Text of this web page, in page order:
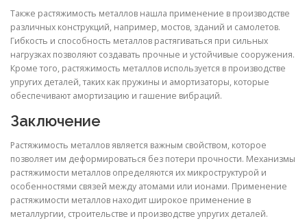
Также растяжимость металлов нашла применение в производстве
различных конструкций, например, мостов, зданий и самолетов.
Гибкость и способность металлов растягиваться при сильных
нагрузках позволяют создавать прочные и устойчивые сооружения.
Кроме того, растяжимость металлов используется в производстве
упругих деталей, таких как пружины и амортизаторы, которые
обеспечивают амортизацию и гашение вибраций.
Заключение
Растяжимость металлов является важным свойством, которое
позволяет им деформироваться без потери прочности. Механизмы
растяжимости металлов определяются их микроструктурой и
особенностями связей между атомами или ионами. Применение
растяжимости металлов находит широкое применение в
металлургии, строительстве и производстве упругих деталей.